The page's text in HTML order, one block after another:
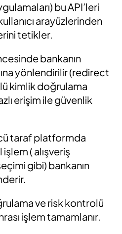
bu API’leri
arayüzlerinden
tetikler.
bankanın
yönlendirilir (redirect
kimlik doğrulama
erişim ile güvenlik
taraf platformda
( alışveriş
gibi) bankanın
ve risk kontrolü
işlem tamamlanır.